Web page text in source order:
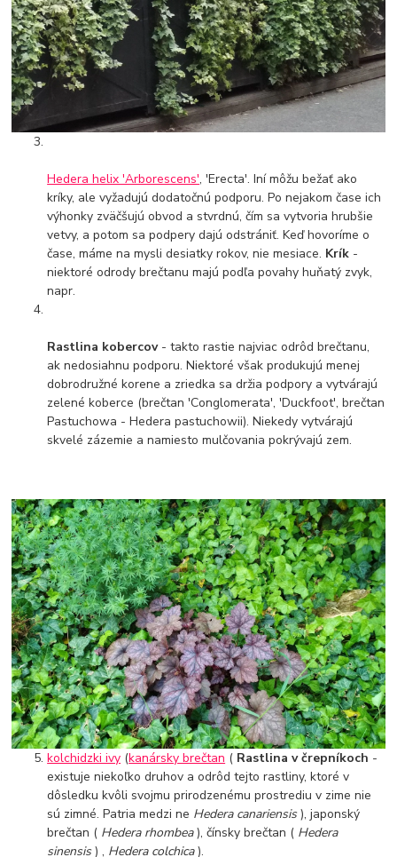
Hedera helix 'Arborescens', 'Erecta'. Iní môžu bežať ako
kríky, ale vyžadujú dodatočnú podporu. Po nejakom čase ich
výhonky zväčšujú obvod a stvrdnú, čím sa vytvoria hrubšie
vetvy, a potom sa podpery dajú odstrániť. Keď hovoríme o
čase, máme na mysli desiatky rokov, nie mesiace. Krík -
niektoré odrody brečtanu majú podľa povahy huňatý zvyk,
napr.
Rastlina kobercov - takto rastie najviac odrôd brečtanu,
ak nedosiahnu podporu. Niektoré však produkujú menej
dobrodružné korene a zriedka sa držia podpory a vytvárajú
zelené koberce (brečtan 'Conglomerata', 'Duckfoot', brečtan
Pastuchowa - Hedera pastuchowii). Niekedy vytvárajú
skvelé zázemie a namiesto mulčovania pokrývajú zem.
kolchidzki ivy (kanársky brečtan ( Rastlina v črepníkoch -
existuje niekoľko druhov a odrôd tejto rastliny, ktoré v
dôsledku kvôli svojmu prirodzenému prostrediu v zime nie
sú zimné. Patria medzi ne Hedera canariensis), japonský
brečtan ( Hedera rhombea), čínsky brečtan ( Hedera
sinensis) , Hedera colchica).